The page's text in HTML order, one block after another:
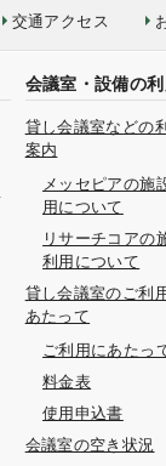
交通アクセス
会議室・設備の
貸し会議室などの
案内
メッセピアの施
用について
リサーチコアの
利用について
貸し会議室のご利
あたって
ご利用にあたっ
料金表
使用申込書
会議室の空き状況